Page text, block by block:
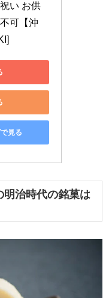
い お供
可【沖
見る
治時代の銘菓は